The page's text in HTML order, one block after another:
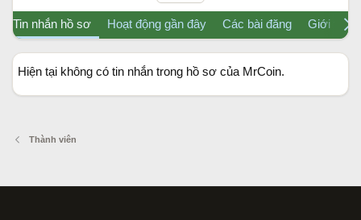
Tin nhắn hồ sơ Hoạt động gần đây Các bài đăng Giới thiệu
Hiện tại không có tin nhắn trong hồ sơ của MrCoin.
Thành viên